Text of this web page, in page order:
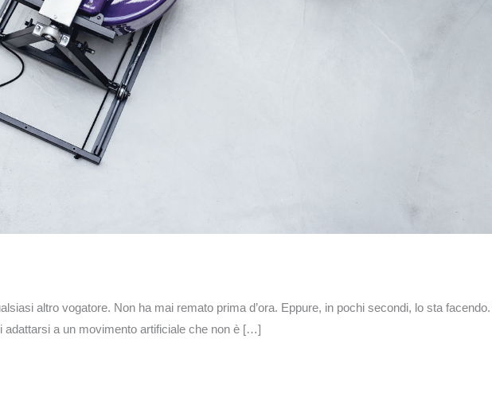
altro vogatore. Non ha mai remato prima d’ora. Eppure, in pochi secondi, lo sta
adattarsi a un movimento artificiale che non è […]